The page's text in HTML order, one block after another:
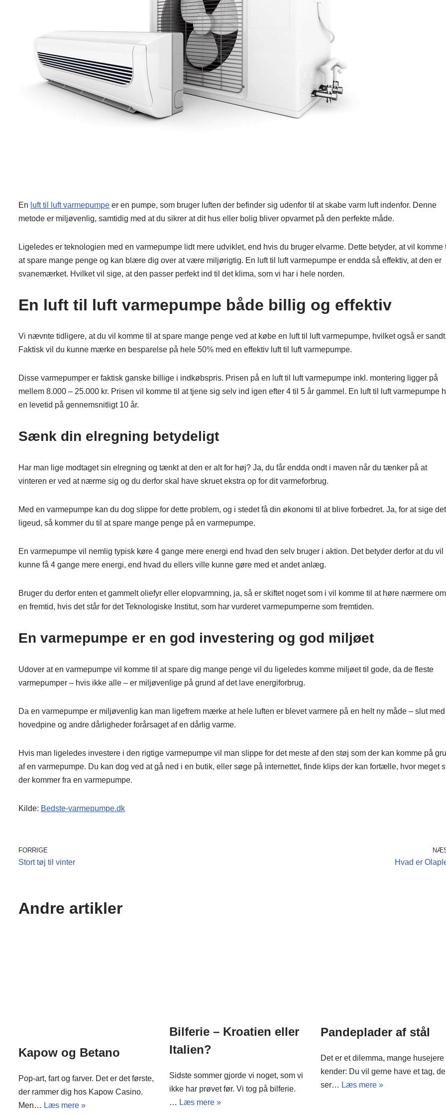
En luft til luft varmepumpe er en pumpe, som bruger luften der befinder sig udenfor til at skabe varm luft indenfor. Denne
metode er miljøvenlig, samtidig med at du sikrer at dit hus eller bolig bliver opvarmet på den perfekte måde.
Ligeledes er teknologien med en varmepumpe lidt mere udviklet, end hvis du bruger elvarme. Dette betyder, at vil komme
at spare mange penge og kan blære dig over at være miljørigtig. En luft til luft varmepumpe er endda så effektiv, at den er
svanemærket. Hvilket vil sige, at den passer perfekt ind til det klima, som vi har i hele norden.
En luft til luft varmepumpe både billig og effektiv
Vi nævnte tidligere, at du vil komme til at spare mange penge ved at købe en luft til luft varmepumpe, hvilket også er sandt.
Faktisk vil du kunne mærke en besparelse på hele 50% med en effektiv luft til luft varmepumpe.
Disse varmepumper er faktisk ganske billige i indkøbspris. Prisen på en luft til luft varmepumpe inkl. montering ligger på
mellem 8.000 – 25.000 kr. Prisen vil komme til at tjene sig selv ind igen efter 4 til 5 år gammel. En luft til luft varmepumpe
en levetid på gennemsnitligt 10 år.
Sænk din elregning betydeligt
Har man lige modtaget sin elregning og tænkt at den er alt for høj? Ja, du får endda ondt i maven når du tænker på at
vinteren er ved at nærme sig og du derfor skal have skruet ekstra op for dit varmeforbrug.
Med en varmepumpe kan du dog slippe for dette problem, og i stedet få din økonomi til at blive forbedret. Ja, for at sige det
ligeud, så kommer du til at spare mange penge på en varmepumpe.
En varmepumpe vil nemlig typisk køre 4 gange mere energi end hvad den selv bruger i aktion. Det betyder derfor at du vil
kunne få 4 gange mere energi, end hvad du ellers ville kunne gøre med et andet anlæg.
Bruger du derfor enten et gammelt oliefyr eller elopvarmning, ja, så er skiftet noget som i vil komme til at høre nærmere
en fremtid, hvis det står for det Teknologiske Institut, som har vurderet varmepumperne som fremtiden.
En varmepumpe er en god investering og god miljøet
Udover at en varmepumpe vil komme til at spare dig mange penge vil du ligeledes komme miljøet til gode, da de fleste
varmepumper – hvis ikke alle – er miljøvenlige på grund af det lave energiforbrug.
Da en varmepumpe er miljøvenlig kan man ligefrem mærke at hele luften er blevet varmere på en helt ny måde – slut med
hovedpine og andre dårligheder forårsaget af en dårlig varme.
Hvis man ligeledes investere i den rigtige varmepumpe vil man slippe for det meste af den støj som der kan komme på
af en varmepumpe. Du kan dog ved at gå ned i en butik, eller søge på internettet, finde klips der kan fortælle, hvor meget
der kommer fra en varmepumpe.
Kilde: Bedste-varmepumpe.dk
FORRIGE
Stort tøj til vinter Hvad er
Andre artikler
Kapow og Betano
Pop-art, fart og farver. Det er det første,
der rammer dig hos Kapow Casino.
Men… Læs mere »
Bilferie – Kroatien eller
Italien?
Sidste sommer gjorde vi noget, som vi
ikke har prøvet før. Vi tog på bilferie.
… Læs mere »
Pandeplader af stål
Det er et dilemma, mange husejere
kender: Du vil gerne have et tag,
ser… Læs mere »